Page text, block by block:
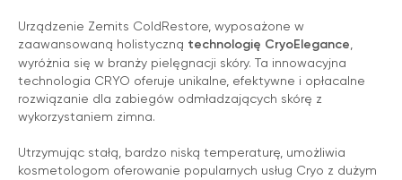
Urządzenie Zemits ColdRestore, wyposażone w
zaawansowaną holistyczną technologię CryoElegance,
wyróżnia się w branży pielęgnacji skóry. Ta innowacyjna
technologia CRYO oferuje unikalne, efektywne i opłacalne
rozwiązanie dla zabiegów odmładzających skórę z
wykorzystaniem zimna.
Utrzymując stałą, bardzo niską temperaturę, umożliwia
kosmetologom oferowanie popularnych usług Cryo z dużym